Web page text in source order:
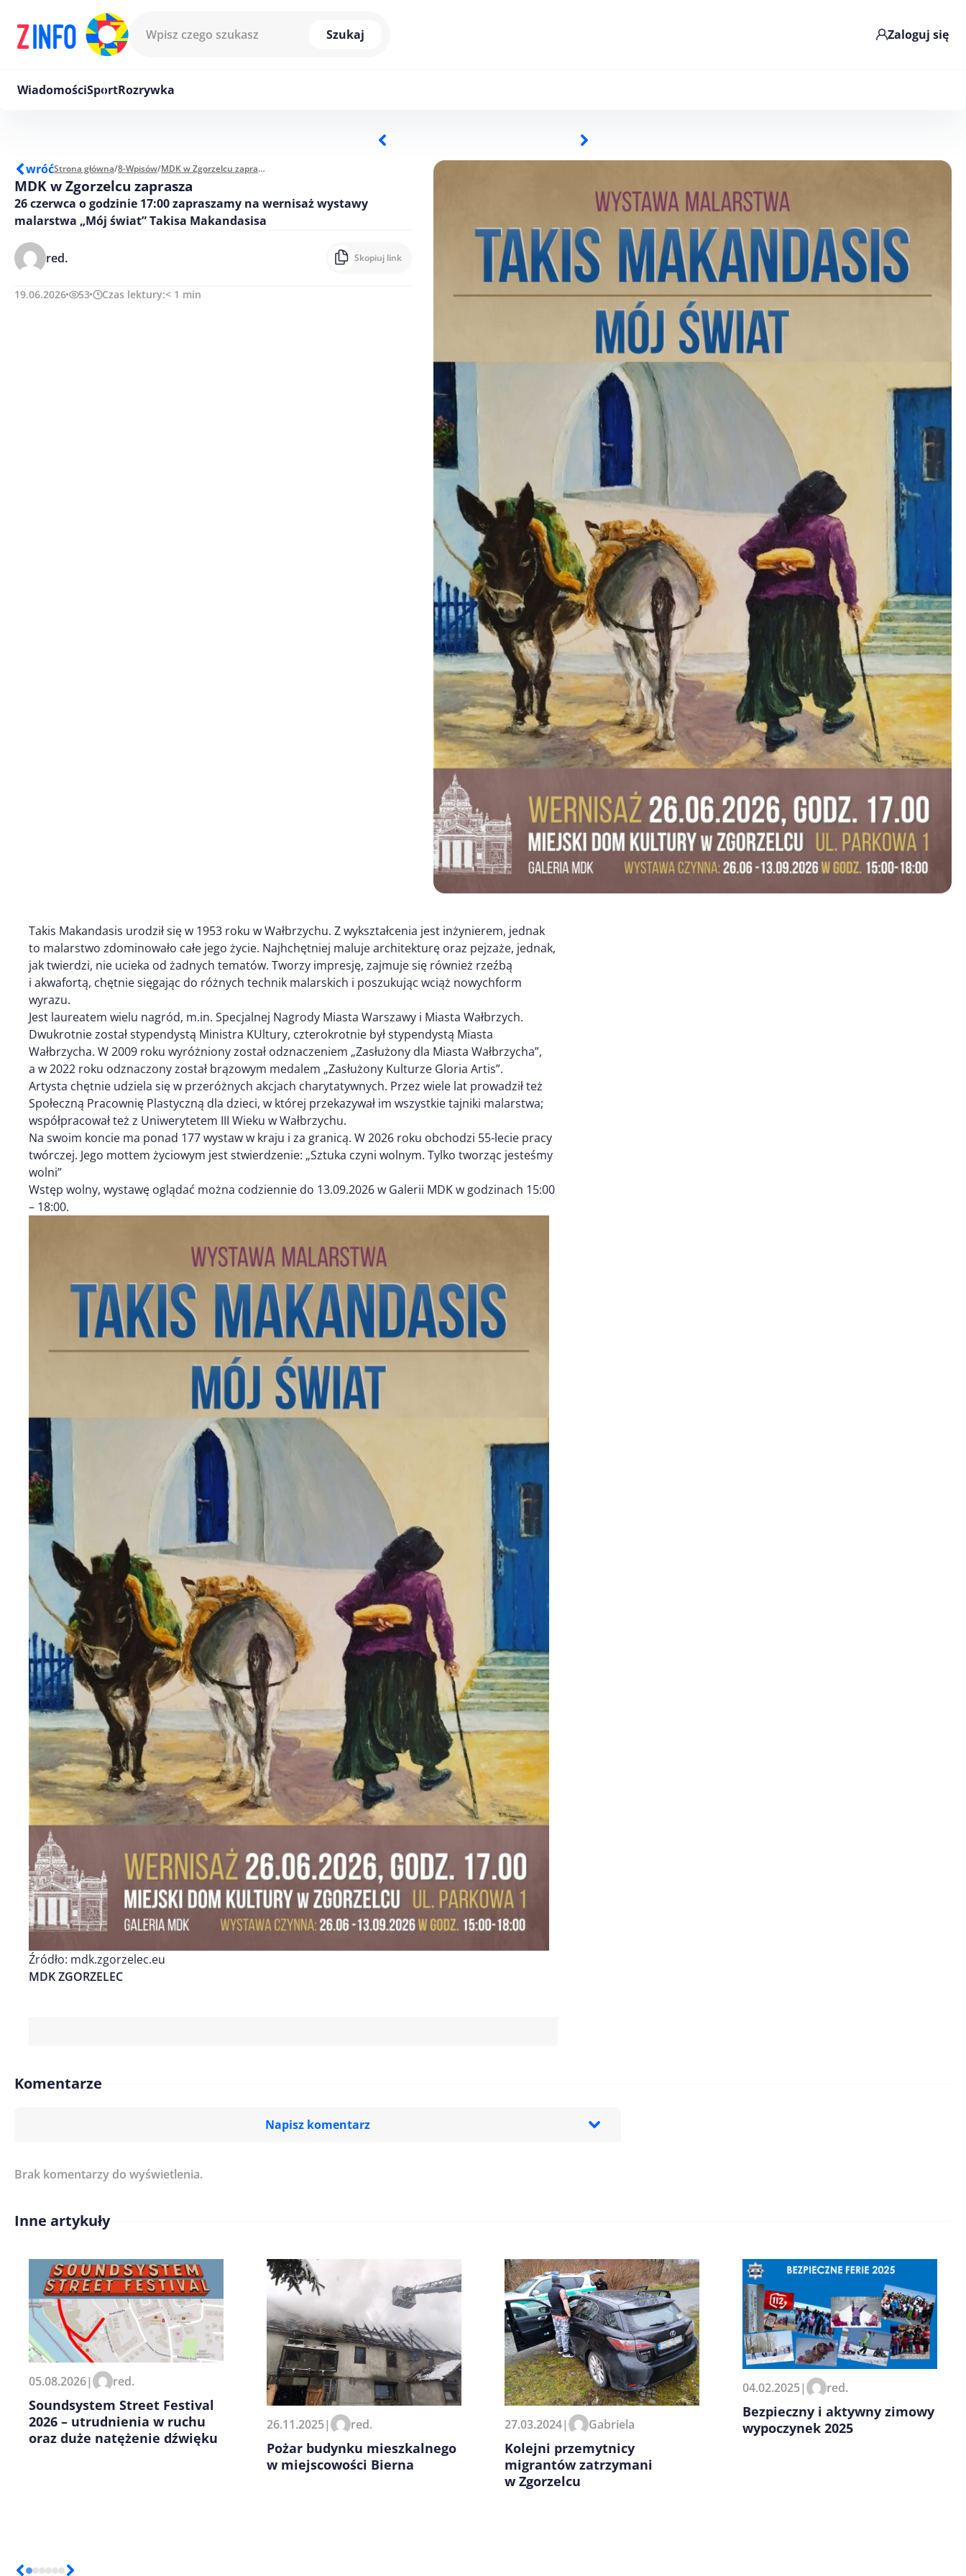
Szukaj
Zaloguj się
WiadomościSportRozrywka
wróćStrona główna/8-Wpisów/ MDK w Zgorzelcu zaprasza
MDK w Zgorzelcu zaprasza
26 czerwca o godzinie 17:00 zapraszamy na wernisaż wystawy
malarstwa „Mój świat” Takisa Makandasisa
red. Skopiuj link
19.06.2026 53 Czas lektury:< 1 min
Takis Makandasis urodził się w 1953 roku w Wałbrzychu. Z wykształcenia jest inżynierem, jednak
to malarstwo zdominowało całe jego życie. Najhchętniej maluje architekturę oraz pejzaże, jednak,
jak twierdzi, nie ucieka od żadnych tematów. Tworzy impresję, zajmuje się również rzeźbą
i akwafortą, chętnie sięgając do różnych technik malarskich i poszukując wciąż nowychform
wyrazu.
Jest laureatem wielu nagród, m.in. Specjalnej Nagrody Miasta Warszawy i Miasta Wałbrzych.
Dwukrotnie został stypendystą Ministra KUltury, czterokrotnie był stypendystą Miasta
Wałbrzycha. W 2009 roku wyróżniony został odznaczeniem „Zasłużony dla Miasta Wałbrzycha”,
a w 2022 roku odznaczony został brązowym medalem „Zasłużony Kulturze Gloria Artis”.
Artysta chętnie udziela się w przeróżnych akcjach charytatywnych. Przez wiele lat prowadził też
Społeczną Pracownię Plastyczną dla dzieci, w której przekazywał im wszystkie tajniki malarstwa;
współpracował też z Uniwerytetem III Wieku w Wałbrzychu.
Na swoim koncie ma ponad 177 wystaw w kraju i za granicą. W 2026 roku obchodzi 55-lecie pracy
twórczej. Jego mottem życiowym jest stwierdzenie: „Sztuka czyni wolnym. Tylko tworząc jesteśmy
wolni”
Wstęp wolny, wystawę oglądać można codziennie do 13.09.2026 w Galerii MDK w godzinach 15:00
– 18:00.
Źródło: mdk.zgorzelec.eu
MDK ZGORZELEC
Komentarze
Napisz komentarz
Imię/ Nick*
Zapamiętaj moje dane w tej przeglądarce podczas pisania
kolejnych komentarzy.
Brak komentarzy do wyświetlenia.
Inne artykuły
05.08.2026| red.
Soundsystem Street Festival
2026 – utrudnienia w ruchu
oraz duże natężenie dźwięku
26.11.2025| red.
Pożar budynku mieszkalnego
w miejscowości Bierna
27.03.2024| Gabriela
Kolejni przemytnicy
migrantów zatrzymani
w Zgorzelcu
04.02.2025| red.
Bezpieczny i aktywny zimowy
wypoczynek 2025